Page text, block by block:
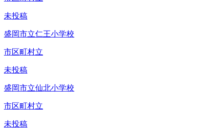
未投稿
盛岡市立仁王小学校
市区町村立
未投稿
盛岡市立仙北小学校
市区町村立
未投稿